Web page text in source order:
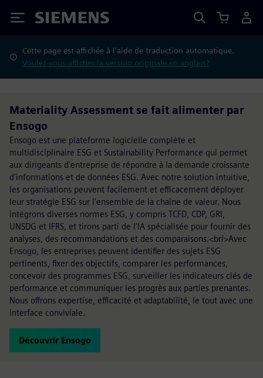
Siemens
Cette page est affichée à l'aide de traduction automatique.
Voulez-vous afficher la version originale en anglais?
Materiality Assessment se fait alimenter par
Ensogo
Ensogo est une plateforme logicielle complète et
multidisciplinaire ESG et Sustainability Performance qui permet
aux dirigeants d'entreprise de répondre à la demande croissante
d'informations et de données ESG. Avec notre solution intuitive,
les organisations peuvent facilement et efficacement déployer
leur stratégie ESG sur l'ensemble de la chaîne de valeur. Nous
intégrons diverses normes ESG, y compris TCFD, CDP, GRI,
UNSDG et IFRS, et tirons parti de l'IA spécialisée pour fournir des
analyses, des recommandations et des comparaisons.<br/>Avec
Ensogo, les entreprises peuvent identifier des sujets ESG
pertinents, fixer des objectifs, comparer les performances,
concevoir des programmes ESG, surveiller les indicateurs clés de
performance et communiquer les progrès aux parties prenantes.
Nous offrons expertise, efficacité et adaptabilité, le tout avec une
interface conviviale.
Découvrir Ensogo